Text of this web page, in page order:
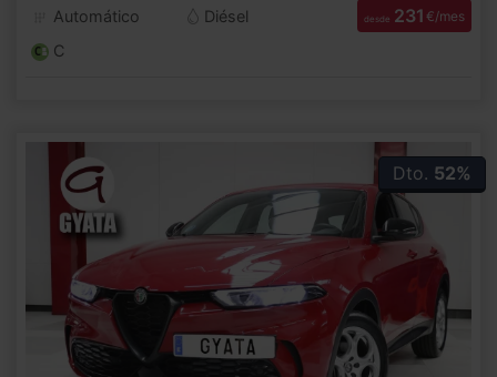
Automático
Diésel
C
desde 231 €/mes
Dto. 52%